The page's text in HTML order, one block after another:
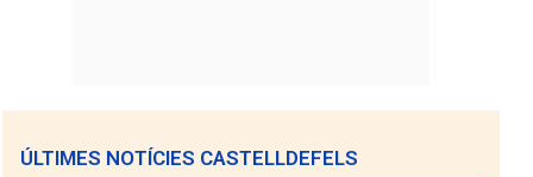
ÚLTIMES NOTÍCIES CASTELLDEFELS